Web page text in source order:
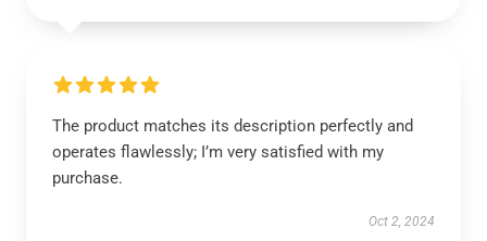
The product matches its description perfectly and
operates flawlessly; I’m very satisfied with my
purchase.
Oct 2, 2024